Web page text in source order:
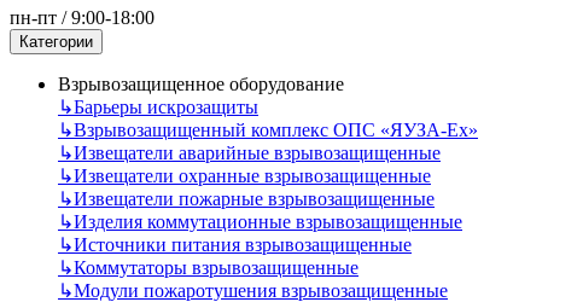
пн-пт / 9:00-18:00
Категории
Взрывозащищенное оборудование
↳Барьеры искрозащиты
↳Взрывозащищенный комплекс ОПС «ЯУЗА-Ех»
↳Извещатели аварийные взрывозащищенные
↳Извещатели охранные взрывозащищенные
↳Извещатели пожарные взрывозащищенные
↳Изделия коммутационные взрывозащищенные
↳Источники питания взрывозащищенные
↳Коммутаторы взрывозащищенные
↳Модули пожаротушения взрывозащищенные